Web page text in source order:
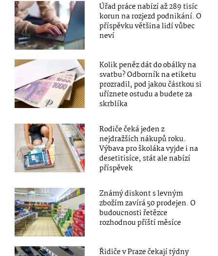
Úřad práce nabízí až 289 tisíc
korun na rozjezd podnikání. O
příspěvku většina lidí vůbec
neví
Kolik peněz dát do obálky na
svatbu? Odborník na etiketu
prozradil, pod jakou částkou si
uříznete ostudu a budete za
skrblíka
Rodiče čeká jeden z
nejdražších nákupů roku.
Výbava pro školáka vyjde i na
desetitisíce, stát ale nabízí
příspěvek
Známý diskont s levným
zbožím zavírá 50 prodejen. O
budoucnosti řetězce
rozhodnou příští měsíce
Řidiče v Praze čekají týdny